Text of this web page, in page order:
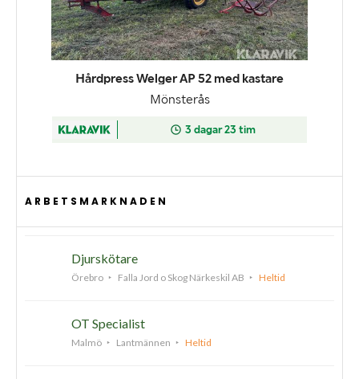
ARBETSMARKNADEN
Djurskötare
Örebro Falla Jord o Skog Närkeskil AB Heltid
OT Specialist
Malmö Lantmännen Heltid